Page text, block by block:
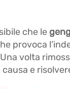
che le
provoca
volta
e